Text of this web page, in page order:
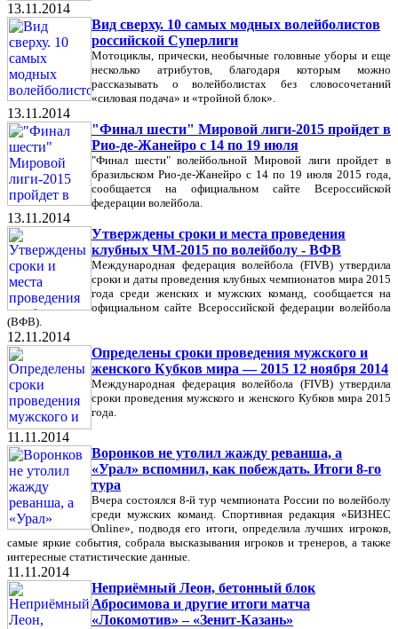
13.11.2014
Вид сверху. 10 самых модных волейболистов
российской Суперлиги
Мотоциклы, прически, необычные головные уборы и еще
несколько атрибутов, благодаря которым можно
рассказывать о волейболистах без словосочетаний
«силовая подача» и «тройной блок».
13.11.2014
"Финал шести" Мировой лиги-2015 пройдет в
Рио-де-Жанейро с 14 по 19 июля
"Финал шести" волейбольной Мировой лиги пройдет в
бразильском Рио-де-Жанейро с 14 по 19 июля 2015 года,
сообщается на официальном сайте Всероссийской
федерации волейбола.
13.11.2014
Утверждены сроки и места проведения
клубных ЧМ-2015 по волейболу - ВФВ
Международная федерация волейбола (FIVB) утвердила
сроки и даты проведения клубных чемпионатов мира 2015
года среди женских и мужских команд, сообщается на
официальном сайте Всероссийской федерации волейбола
(ВФВ).
12.11.2014
Определены сроки проведения мужского и
женского Кубков мира — 2015 12 ноября 2014
Международная федерация волейбола (FIVB) утвердила
сроки проведения мужского и женского Кубков мира 2015
года.
11.11.2014
Воронков не утолил жажду реванша, а
«Урал» вспомнил, как побеждать. Итоги 8-го
тура
Вчера состоялся 8-й тур чемпионата России по волейболу
среди мужских команд. Спортивная редакция «БИЗНЕС
Online», подводя его итоги, определила лучших игроков,
самые яркие события, собрала высказывания игроков и тренеров, а также
интересные статистические данные.
11.11.2014
Неприёмный Леон, бетонный блок
Абросимова и другие итоги матча
«Локомотив» – «Зенит-Казань»